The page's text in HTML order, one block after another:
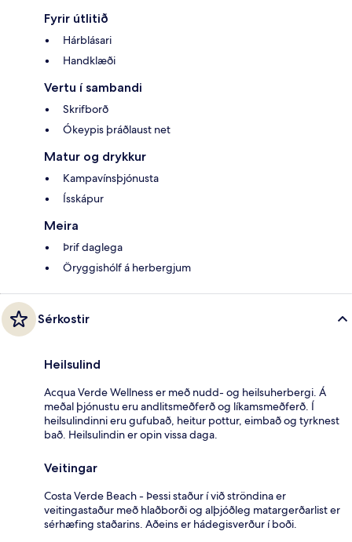
Fyrir útlitið
Hárblásari
Handklæði
Vertu í sambandi
Skrifborð
Ókeypis þráðlaust net
Matur og drykkur
Kampavínsþjónusta
Ísskápur
Meira
Þrif daglega
Öryggishólf á herbergjum
Sérkostir
Heilsulind
Acqua Verde Wellness er með nudd- og heilsuherbergi. Á
meðal þjónustu eru andlitsmeðferð og líkamsmeðferð. Í
heilsulindinni eru gufubað, heitur pottur, eimbað og tyrknest
bað. Heilsulindin er opin vissa daga.
Veitingar
Costa Verde Beach - Þessi staður í við ströndina er
veitingastaður með hlaðborði og alþjóðleg matargerðarlist er
sérhæfing staðarins. Aðeins er hádegisverður í boði.